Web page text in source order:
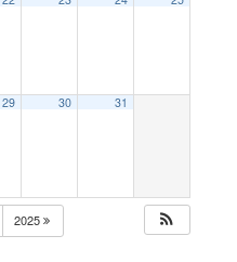
29 30 31
2025